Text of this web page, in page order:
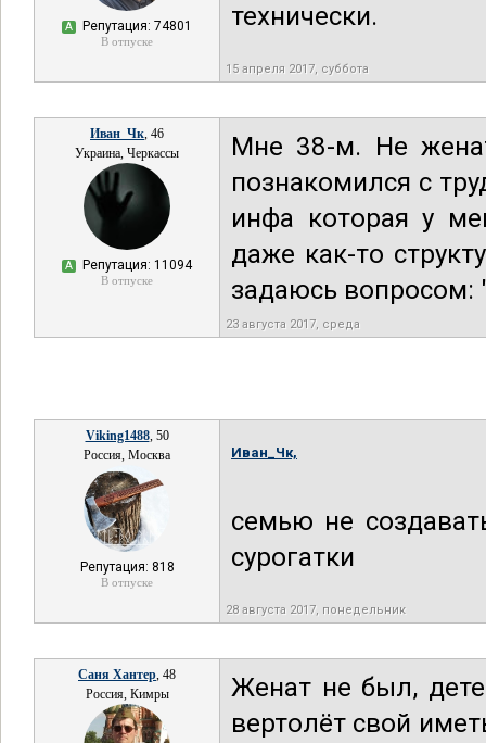
А Репутация: 74801
В отпуске
технически.
15 апреля 2017, суббота
Иван_Чк, 46
Украина, Черкассы
А Репутация: 11094
В отпуске
Мне 38-м. Не
познакомился с
инфа которая у
даже как-то
задаюсь вопросом:
23 августа 2017, среда
Viking1488, 50
Россия, Москва
Репутация: 818
В отпуске
Иван_Чк,
семью не
сурогатки
28 августа 2017, понедельник
Саня Хантер, 48
Россия, Кимры
Женат не был,
вертолёт свой